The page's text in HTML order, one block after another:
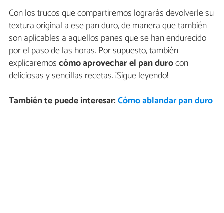
Con los trucos que compartiremos lograrás devolverle su
textura original a ese pan duro, de manera que también
son aplicables a aquellos panes que se han endurecido
por el paso de las horas. Por supuesto, también
explicaremoscómo aprovechar el pan durocon
deliciosas y sencillas recetas. ¡Sigue leyendo!
También te puede interesar:Cómo ablandar pan duro